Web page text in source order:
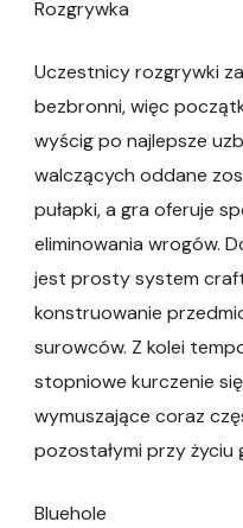
Rozgrywka
Uczestnicy rozgrywki
bezbronni, więc
wyścig po najlepsze
walczących oddane
pułapki, a gra oferuje
eliminowania wrogów.
jest prosty system
konstruowanie
surowców. Z kolei
stopniowe kurczenie
wymuszające coraz
pozostałymi przy życiu
Bluehole